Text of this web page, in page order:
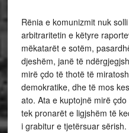
Rënia e komunizmit nuk
arbitraritetin e këtyre
mëkatarët e sotëm,
djeshëm, janë të
mirë çdo të thotë të
demokratike, dhe të mos
ato. Ata e kuptojnë mirë
tek pronarët e ligjshëm të
i grabitur e tjetërsuar